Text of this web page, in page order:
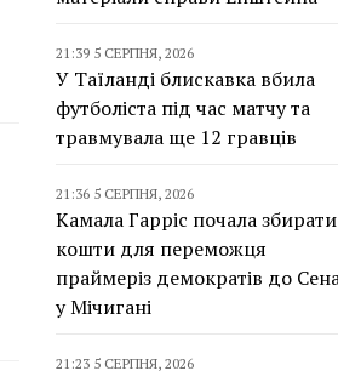
21:39 5 СЕРПНЯ, 2026
У Таїланді блискавка вбила
футболіста під час матчу та
травмувала ще 12 гравців
21:36 5 СЕРПНЯ, 2026
Камала Гарріс почала збирати
кошти для переможця
праймеріз демократів до
у Мічигані
21:23 5 СЕРПНЯ, 2026